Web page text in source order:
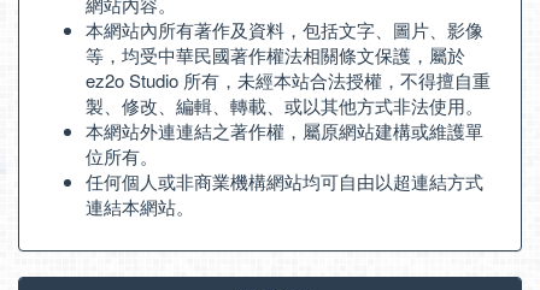
本網站內所有著作及資料，包括文字、圖片、影像
等，均受中華民國著作權法相關條文保護，屬於
ez2o Studio 所有，未經本站合法授權，不得擅自重
製、修改、編輯、轉載、或以其他方式非法使用。
本網站外連連結之著作權，屬原網站建構或維護單
位所有。
任何個人或非商業機構網站均可自由以超連結方式
連結本網站。